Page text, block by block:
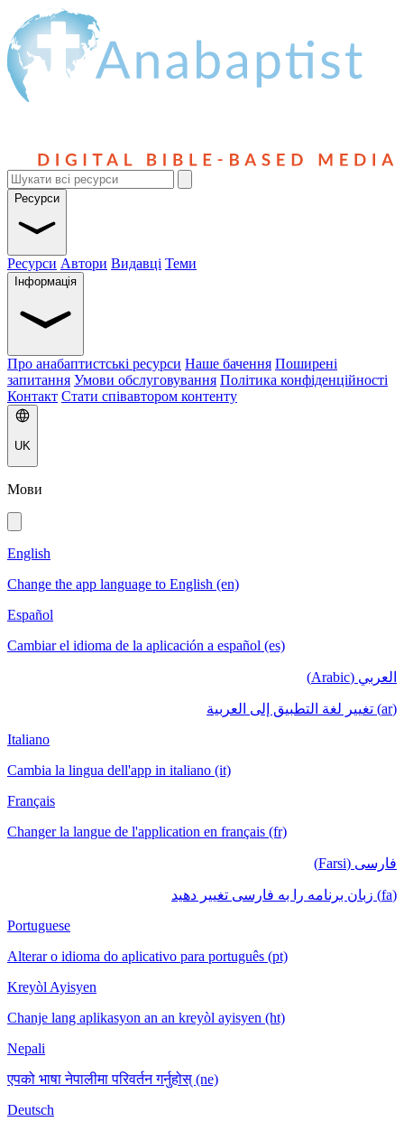
Ресурси
Ресурси Автори Видавці Теми
Інформація
Про анабаптистські ресурси Наше бачення Поширені
запитання Умови обслуговування Політика конфіденційності
Контакт Стати співавтором контенту
UK
Мови
English
Change the app language to English (en)
Español
Cambiar el idioma de la aplicación a español (es)
العربي (Arabic)
(ar) تغيير لغة التطبيق إلى العربية
Italiano
Cambia la lingua dell'app in italiano (it)
Français
Changer la langue de l'application en français (fr)
فارسی (Farsi)
(fa) زبان برنامه را به فارسی تغییر دهید
Portuguese
Alterar o idioma do aplicativo para português (pt)
Kreyòl Ayisyen
Chanje lang aplikasyon an an kreyòl ayisyen (ht)
Nepali
एपको भाषा नेपालीमा परिवर्तन गर्नुहोस् (ne)
Deutsch